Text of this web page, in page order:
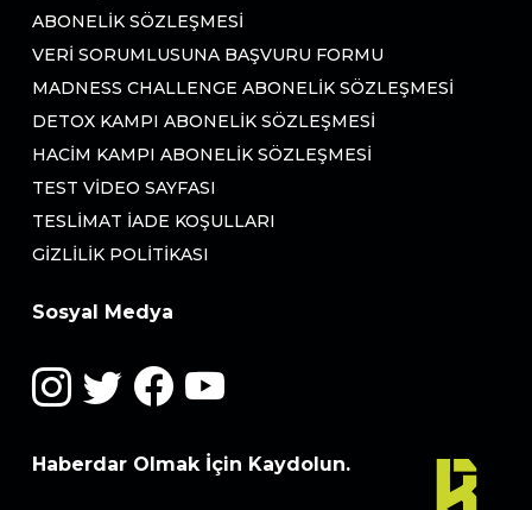
ABONELIK SÖZLEŞMESI
VERI SORUMLUSUNA BAŞVURU FORMU
MADNESS CHALLENGE ABONELIK SÖZLEŞMESI
DETOX KAMPI ABONELIK SÖZLEŞMESI
HACIM KAMPI ABONELIK SÖZLEŞMESI
TEST VIDEO SAYFASI
TESLIMAT İADE KOŞULLARI
GIZLILIK POLITIKASI
Sosyal Medya
Haberdar Olmak İçin Kaydolun.